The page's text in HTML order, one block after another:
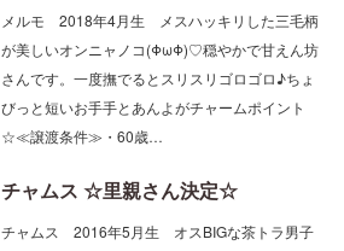
メルモ 2018年4月生 メスハッキリした三毛柄
が美しいオンニャノコ(ΦωΦ)♡穏やかで甘えん坊
さんです。一度撫でるとスリスリゴロゴロ♪ちょ
びっと短いお手手とあんよがチャームポイント
☆≪譲渡条件≫・60歳…
チャムス ☆里親さん決定☆
チャムス 2016年5月生 オスBIGな茶トラ男子